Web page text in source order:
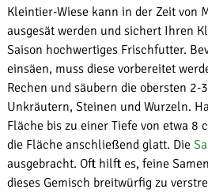
Kleintier-Wiese kann in der Zeit von
ausgesät werden und sichert Ihren
Saison hochwertiges Frischfutter.
einsäen, muss diese vorbereitet
Rechen und säubern die obersten 2-
Unkräutern, Steinen und Wurzeln.
Fläche bis zu einer Tiefe von etwa
die Fläche anschließend glatt. Die
ausgebracht. Oft hilft es, feine
dieses Gemisch breitwürfig zu